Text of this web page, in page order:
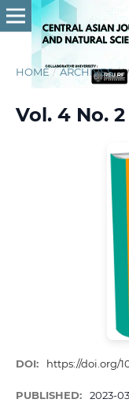
HOME / ARCHIVES /
Vol. 4 No.
DOI: https://doi.org/
PUBLISHED: 2023-